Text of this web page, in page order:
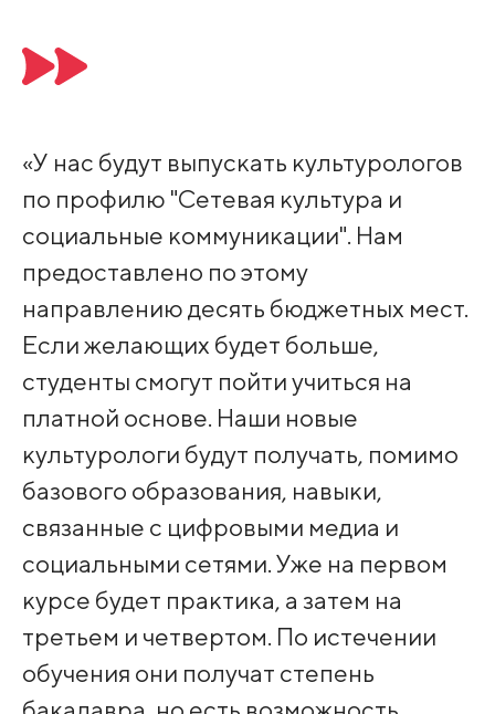
«У нас будут выпускать культурологов
по профилю "Сетевая культура и
социальные коммуникации". Нам
предоставлено по этому
направлению десять бюджетных мест.
Если желающих будет больше,
студенты смогут пойти учиться на
платной основе. Наши новые
культурологи будут получать, помимо
базового образования, навыки,
связанные с цифровыми медиа и
социальными сетями. Уже на первом
курсе будет практика, а затем на
третьем и четвертом. По истечении
обучения они получат степень